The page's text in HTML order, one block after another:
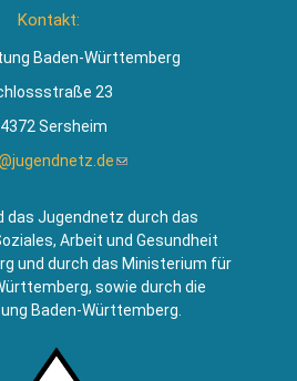
Kontakt:
Baden-Württemberg
23
Sersheim
(Link
Mail)
das Jugendnetz durch das
Arbeit und Gesundheit
und durch das Ministerium für
sowie durch die
Baden-Württemberg.